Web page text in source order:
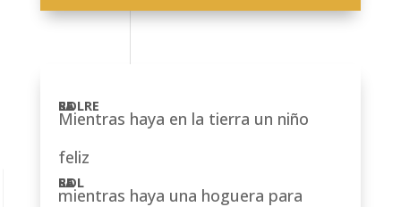
Mientras haya en la tierra un niño
feliz
mientras haya una hoguera para